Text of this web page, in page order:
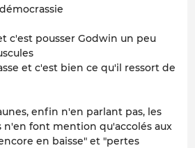
c'est pousser Godwin un peu
et c'est bien ce qu'il ressort de
enfin n'en parlant pas, les
n'en font mention qu'accolés aux
en baisse" et "pertes